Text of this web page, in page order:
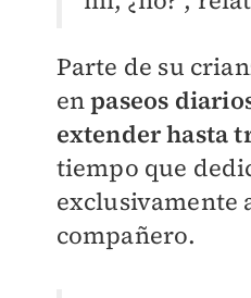
Parte de su
enpaseos
extender hasta
tiempo que
exclusivamente
compañero.